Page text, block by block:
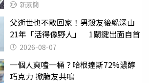
新素簡
父逝世也不敢回家！男殺友後躲深山
21年「活得像野人」 1關鍵出面自首
2026-08-07
一個人爽嗑一桶？哈根達斯72%濃醇
巧克力 掀脆友共鳴